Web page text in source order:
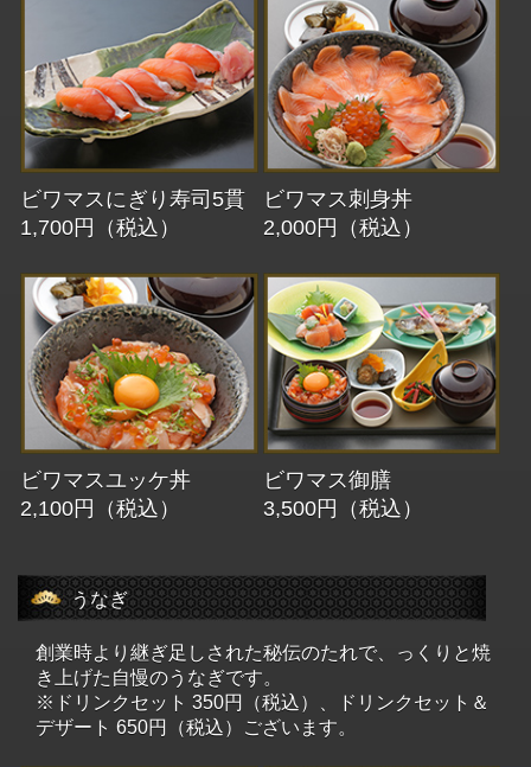
ビワマスにぎり寿司5貫
1,700円（税込）
ビワマス刺身丼
2,000円（税込）
ビワマスユッケ丼
2,100円（税込）
ビワマス御膳
3,500円（税込）
うなぎ
創業時より継ぎ足しされた秘伝のたれで、っくりと焼
き上げた自慢のうなぎです。
※ドリンクセット 350円（税込）、ドリンクセット＆
デザート 650円（税込）ございます。